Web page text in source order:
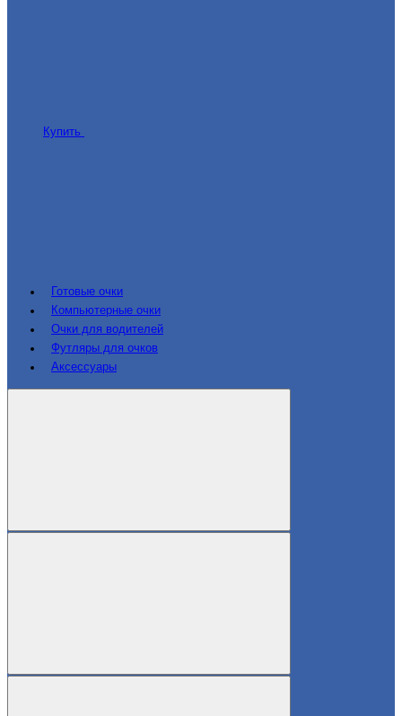
Купить
Готовые очки
Компьютерные очки
Очки для водителей
Футляры для очков
Аксессуары